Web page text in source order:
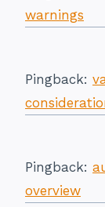
warnings
Pingback:
Pingback:
overview